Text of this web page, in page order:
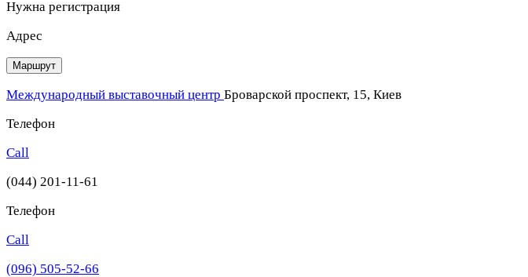
Нужна регистрация
Адрес
Маршрут
Международный выставочный центр Броварской проспект, 15, Киев
Телефон
Call
(044) 201-11-61
Телефон
Call
(096) 505-52-66